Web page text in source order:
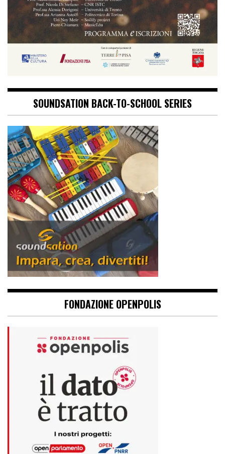
SOUNDSATION BACK-TO-SCHOOL SERIES
FONDAZIONE OPENPOLIS